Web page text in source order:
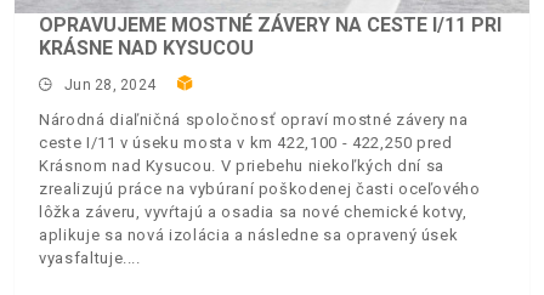
OPRAVUJEME MOSTNÉ ZÁVERY NA CESTE I/11 PRI
KRÁSNE NAD KYSUCOU
Jun 28, 2024
Národná diaľničná spoločnosť opraví mostné závery na
ceste I/11 v úseku mosta v km 422,100 - 422,250 pred
Krásnom nad Kysucou. V priebehu niekoľkých dní sa
zrealizujú práce na vybúraní poškodenej časti oceľového
lôžka záveru, vyvŕtajú a osadia sa nové chemické kotvy,
aplikuje sa nová izolácia a následne sa opravený úsek
vyasfaltuje.